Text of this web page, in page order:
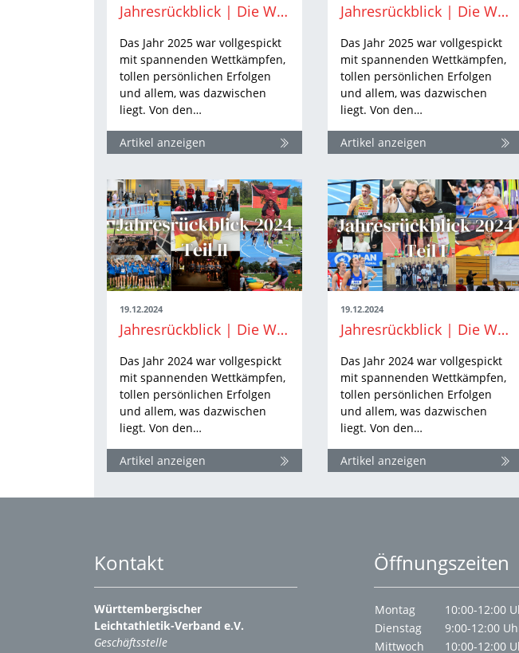
Jahresrückblick | Die WLV-Highlights aus 2025 Teil II
Das Jahr 2025 war vollgespickt
mit spannenden Wettkämpfen,
tollen persönlichen Erfolgen
und allem, was dazwischen
liegt. Von den…
Artikel anzeigen
Jahresrückblick | Die WLV-Highlights aus 2025 Teil I
Das Jahr 2025 war vollgespickt
mit spannenden Wettkämpfen,
tollen persönlichen Erfolgen
und allem, was dazwischen
liegt. Von den…
Artikel anzeigen
19.12.2024
Jahresrückblick | Die WLV-Highlights aus 2024 Teil II
Das Jahr 2024 war vollgespickt
mit spannenden Wettkämpfen,
tollen persönlichen Erfolgen
und allem, was dazwischen
liegt. Von den…
Artikel anzeigen
19.12.2024
Jahresrückblick | Die WLV-Highlights aus 2024 Teil I
Das Jahr 2024 war vollgespickt
mit spannenden Wettkämpfen,
tollen persönlichen Erfolgen
und allem, was dazwischen
liegt. Von den…
Artikel anzeigen
Kontakt
Württembergischer
Leichtathletik-Verband e.V.
Geschäftsstelle
Öffnungszeiten
Montag
10:00-12:00
Dienstag
9:00-12:00
Mittwoch
10:00-12:00